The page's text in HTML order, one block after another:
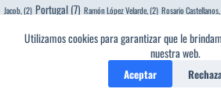
Utilizamos cookies para garantizar que le
nuestra web.
Aceptar
Jacob, (2) Portugal (7) Ramón López Velarde, (2) Rosario Castellanos,